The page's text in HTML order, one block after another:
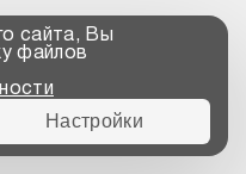
сайта, Вы
файлов
Настройки